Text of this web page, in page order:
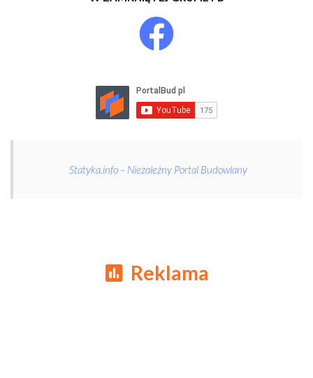
Statyka.info – Niezależny Portal Budowlany
Reklama